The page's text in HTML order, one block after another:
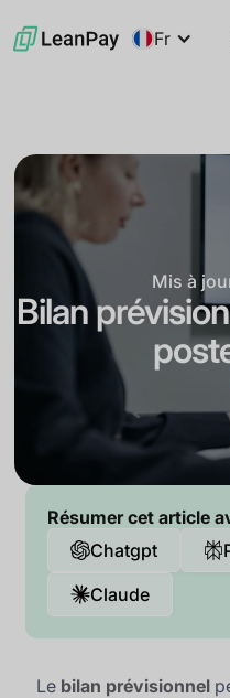
Fr
Mis à
Bilan
Résumer cet article
Chatgpt
Claude
Le bilan prévisionnel